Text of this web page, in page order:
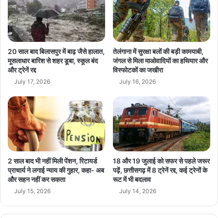
breaking news Chhattisgarh News
hindi news latest news today news
न
ई
र
फ्ता
र
के
क
द
मों
को
मि
ली
रा
ह
:
C
M
सा
य
20 साल बाद बिलासपुर में बाढ़ जैसे हालात,
मूसलाधार बारिश से शहर डूबा, स्कूल बंद
और ट्रेनें रद्द
July 17, 2026
तेलंगाना में सुरक्षा बलों की बड़ी कामयाबी,
जंगल से मिला माओवादियों का हथियार और
विस्फोटकों का जखीरा
July 16, 2026
2 साल बाद भी नहीं मिली पेंशन, रिटायर्ड
प्राचार्य ने लगाई न्याय की गुहार, कहा- अब
और सहन नहीं कर सकता
July 15, 2026
18 और 19 जुलाई को सफर से पहले जरूर
पढ़ें, छत्तीसगढ़ में 8 ट्रेनें रद्द, कई ट्रेनों के
रूट में भी बदलाव
July 14, 2026